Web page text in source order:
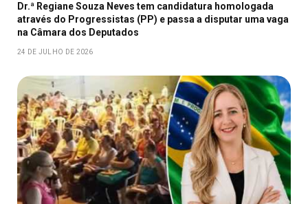
Dr.ª Regiane Souza Neves tem candidatura homologada
através do Progressistas (PP) e passa a disputar uma vaga
na Câmara dos Deputados
24 DE JULHO DE 2026